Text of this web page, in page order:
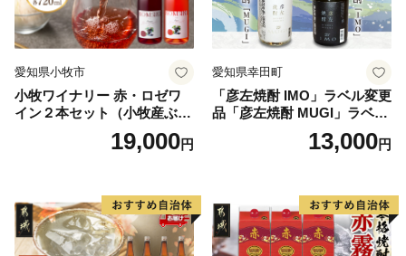
愛知県小牧市
小牧ワイナリー 赤・ロゼワ
イン２本セット（小牧産ぶど
19,000円
愛知県幸田町
「彦左焼酎 IMO」ラベル変更
品「彦左焼酎 MUGI」ラベル
変更品 飲み比べ セット 合計
2本 720ml×各1本 25度 焼酎
13,000円